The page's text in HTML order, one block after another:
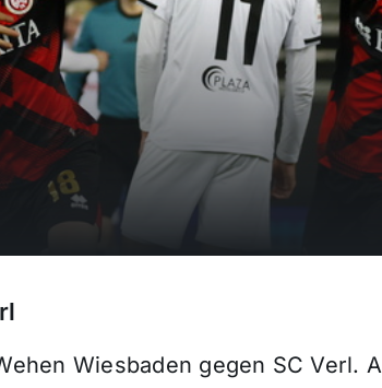
Wiesbaden gegen SC Verl.